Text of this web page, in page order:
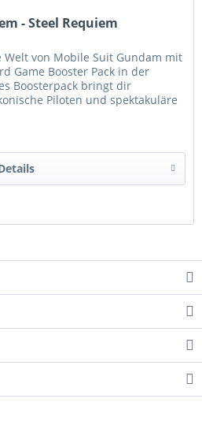
- Steel Requiem
von Mobile Suit Gundam mit
Game Booster Pack in der
Boosterpack bringt dir
Piloten und spektakuläre